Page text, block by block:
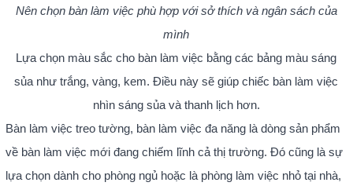
Nên chọn bàn làm việc phù hợp với sở thích và ngân sách của
mình
Lựa chọn màu sắc cho bàn làm việc bằng các bảng màu sáng
sủa như trắng, vàng, kem. Điều này sẽ giúp chiếc bàn làm việc
nhìn sáng sủa và thanh lịch hơn.
Bàn làm việc treo tường, bàn làm việc đa năng là dòng sản phẩm
về bàn làm việc mới đang chiếm lĩnh cả thị trường. Đó cũng là sự
lựa chọn dành cho phòng ngủ hoặc là phòng làm việc nhỏ tại nhà,